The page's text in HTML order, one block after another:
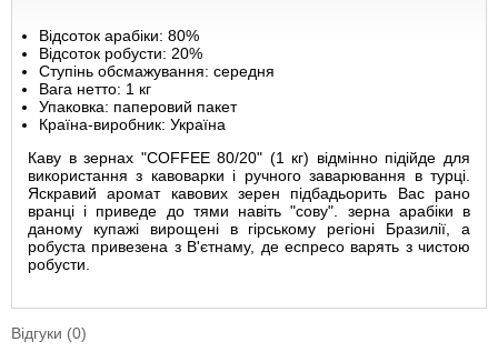
Відсоток арабіки: 80%
Відсоток робусти: 20%
Ступінь обсмажування: середня
Вага нетто: 1 кг
Упаковка: паперовий пакет
Країна-виробник: Україна
Каву в зернах "COFFEE 80/20" (1 кг) відмінно підійде для
використання з кавоварки і ручного заварювання в турці.
Яскравий аромат кавових зерен підбадьорить Вас рано
вранці і приведе до тями навіть "сову". зерна арабіки в
даному купажі вирощені в гірському регіоні Бразилії, а
робуста привезена з В'єтнаму, де еспресо варять з чистою
робусти.
Відгуки (0)